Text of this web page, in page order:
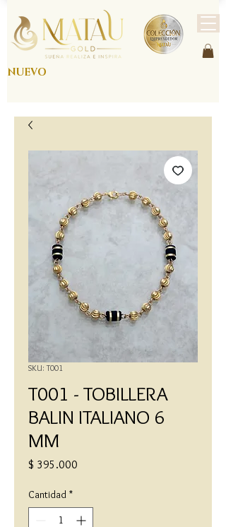
NUEVO
SKU: T001
T001 - TOBILLERA
BALIN ITALIANO 6
MM
$ 395.000
Cantidad *